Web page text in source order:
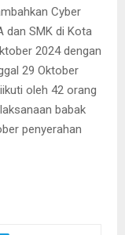
Cyber
dan SMK di Kota
2024 dengan
29 Oktober
oleh 42 orang
babak
penyerahan